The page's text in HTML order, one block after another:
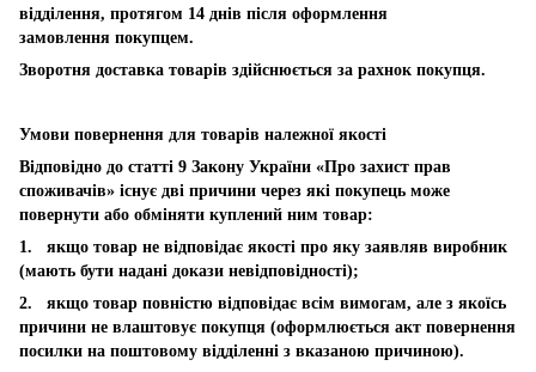
відділення, протягом 14 днів після оформлення
замовлення покупцем.
Зворотня доставка товарів здійснюється за рахнок покупця.
Умови повернення для товарів належної якості
Відповідно до статті 9 Закону України «Про захист прав
споживачів» існує дві причини через які покупець може
повернути або обміняти куплений ним товар:
1. якщо товар не відповідає якості про яку заявляв виробник
(мають бути надані докази невідповідності);
2. якщо товар повністю відповідає всім вимогам, але з якоїсь
причини не влаштовує покупця (оформлюється акт повернення
посилки на поштовому відділенні з вказаною причиною).